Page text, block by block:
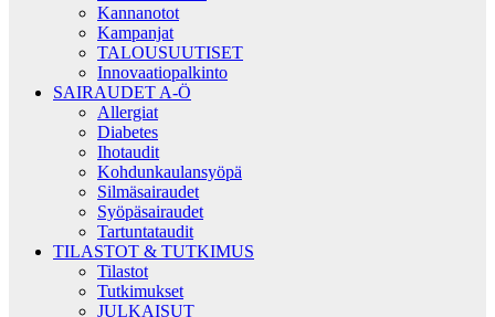
Kannanotot
Kampanjat
TALOUSUUTISET
Innovaatiopalkinto
SAIRAUDET A-Ö
Allergiat
Diabetes
Ihotaudit
Kohdunkaulansyöpä
Silmäsairaudet
Syöpäsairaudet
Tartuntataudit
TILASTOT & TUTKIMUS
Tilastot
Tutkimukset
JULKAISUT